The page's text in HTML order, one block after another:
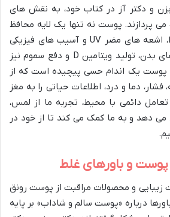
و دکتر آز در کتاب خود، به نقش های
پردازند. پوست نه تنها یک لایه محافظ
در برابر عوامل بیماری زا، اشعه های مضر UV و آسیب های فیزیکی
است، بلکه در تنظیم دمای بدن، تولید ویتامین D و دفع سموم نیز
پوست یک اندام حسی پیچیده است که از
دما و درد، اطلاعات حیاتی را به مغز
دائمی با محیط، تجربه ما از لمس،
می دهد و به ما کمک می کند تا از خود در
و باورهای غلط
زیبایی و محصولات مراقبت از پوست رونق
درباره «پوست سالم و شاداب» بر پایه